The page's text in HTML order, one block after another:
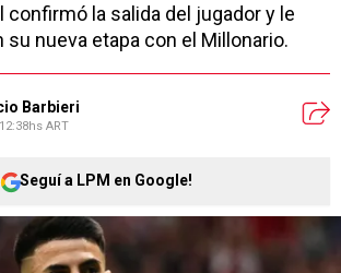
confirmó la salida del jugador y le
nueva etapa con el Millonario.
Barbieri
ART
Seguí a LPM en Google!